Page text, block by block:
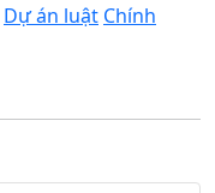
Dự án luật Chính